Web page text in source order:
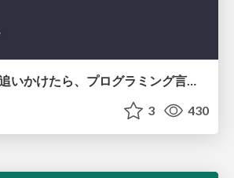
わからない話を追いかけたら、プログラミング言語を作る側にいた
3 430